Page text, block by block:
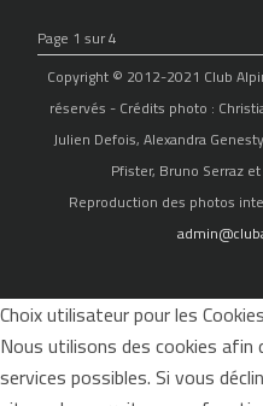
Page 1 sur 4
Copyright © 2012-2021 Club
réservés - Crédits photo :
Julien Defois, Alexandra
Pfister, Bruno Serraz
Reproduction des photos
Choix utilisateur pour les Cookies
Nous utilisons des cookies afin
services possibles. Si vous